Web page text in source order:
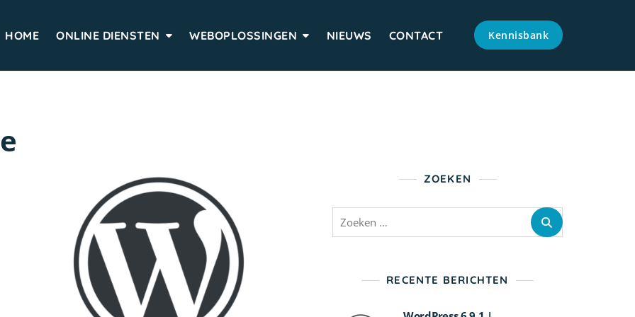
HOME ONLINE DIENSTEN WEBOPLOSSINGEN NIEUWS CONTACT Kennisbank
ZOEKEN
Zoeken
RECENTE BERICHTEN